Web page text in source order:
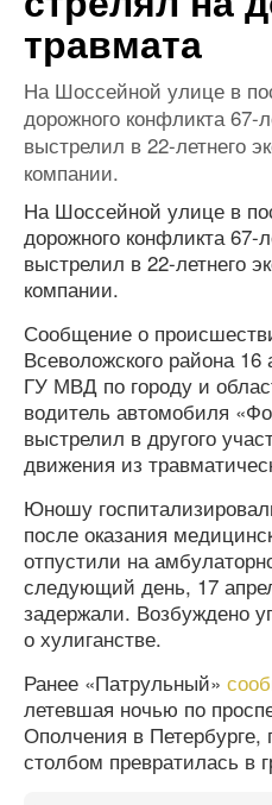
травмата
На Шоссейной улице в
дорожного конфликта 67-
выстрелил в 22-летнего
компании.
На Шоссейной улице в
дорожного конфликта 67-
выстрелил в 22-летнего
компании.
Сообщение о
Всеволожского района
ГУ МВД по городу и
водитель автомобиля
выстрелил в другого
движения из
Юношу
после оказания
отпустили на
следующий день, 17
задержали. Возбуждено
о хулиганстве.
Ранее «Патрульный»
летевшая ночью по
Ополчения в Петербурге,
столбом превратилась в